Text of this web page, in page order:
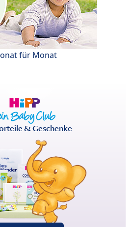
für Monat
& Geschenke